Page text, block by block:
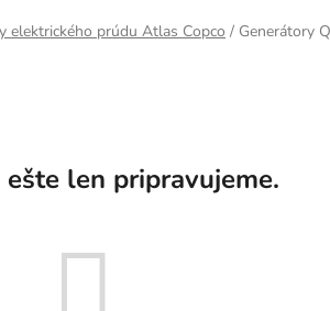
elektrického prúdu Atlas Copco / Generátory
len pripravujeme.